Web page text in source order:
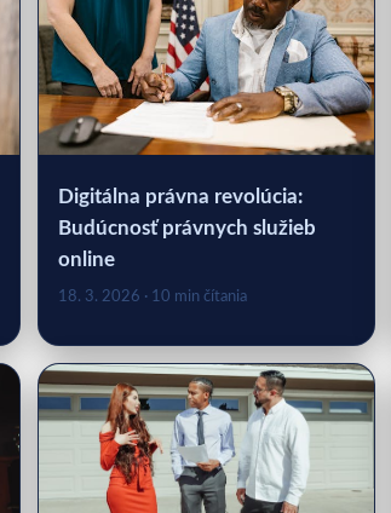
Digitálna právna revolúcia:
Budúcnosť právnych služieb
online
18. 3. 2026 · 10 min čítania